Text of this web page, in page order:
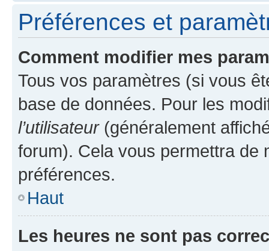
Préférences et
Comment modifier mes
Tous vos paramètres (si vous
base de données. Pour les
l’utilisateur(généralement
forum). Cela vous permettra de
préférences.
Haut
Les heures ne sont pas